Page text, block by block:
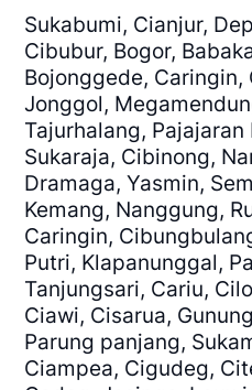
Sukabumi, Cianjur,
Cibubur, Bogor,
Bojonggede, Caringin,
Jonggol,
Tajurhalang,
Sukaraja, Cibinong,
Dramaga, Yasmin,
Kemang, Nanggung,
Caringin,
Putri, Klapanunggal,
Tanjungsari, Cariu,
Ciawi, Cisarua,
Parung panjang,
Ciampea, Cigudeg,